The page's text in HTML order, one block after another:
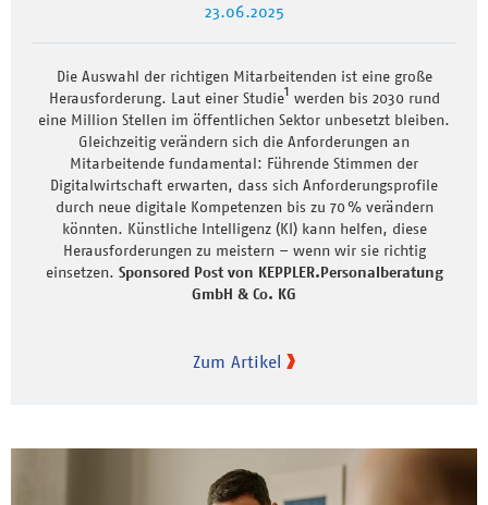
23.06.2025
Die Auswahl der richtigen Mitarbeitenden ist eine große
Herausforderung. Laut einer Studie1 werden bis 2030 rund
eine Million Stellen im öffentlichen Sektor unbesetzt bleiben.
Gleichzeitig verändern sich die Anforderungen an
Mitarbeitende fundamental: Führende Stimmen der
Digitalwirtschaft erwarten, dass sich Anforderungsprofile
durch neue digitale Kompetenzen bis zu 70 % verändern
könnten. Künstliche Intelligenz (KI) kann helfen, diese
Herausforderungen zu meistern – wenn wir sie richtig
einsetzen. Sponsored Post von KEPPLER.Personalberatung
GmbH & Co. KG
Zum Artikel